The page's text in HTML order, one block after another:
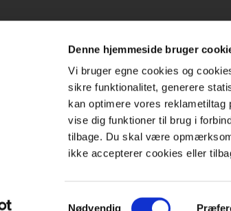
Denne hjemmeside bruger
Vi bruger egne cookies og
sikre funktionalitet, generere
kan optimere vores
vise dig funktioner til brug i
tilbage. Du skal være
ikke accepterer cookies eller
Samtykkevalg
Nødvendig